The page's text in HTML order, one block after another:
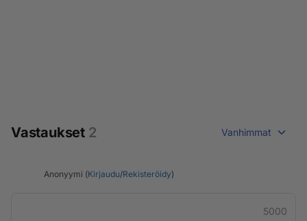
Vastaukset 2 Vanhimmat
Anonyymi (Kirjaudu/Rekisteröidy)
5000